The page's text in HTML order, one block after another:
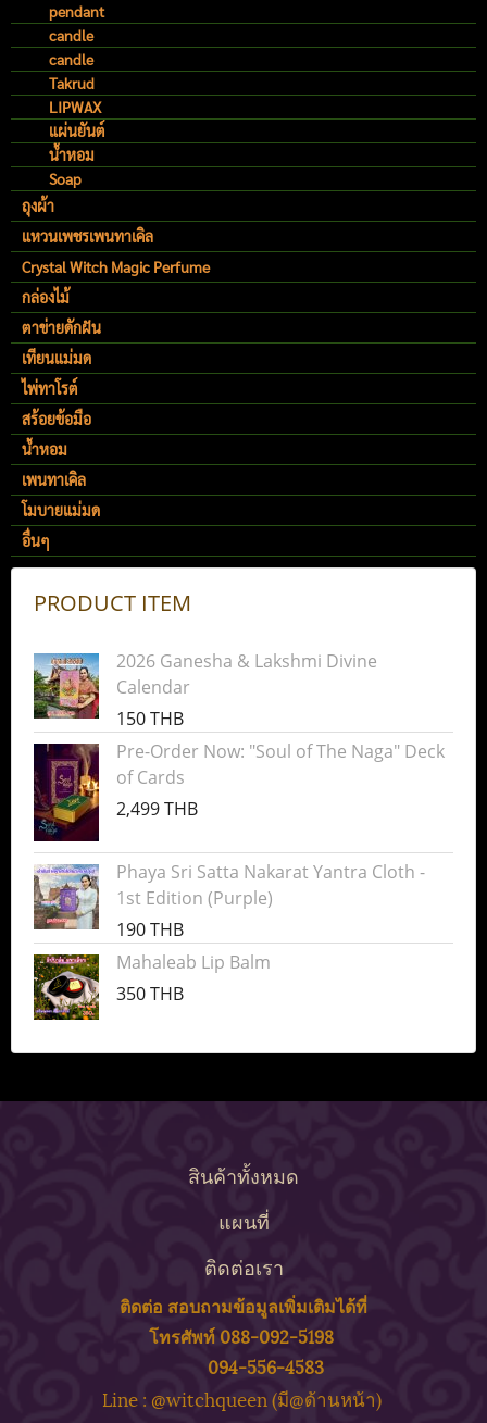
pendant
candle
candle
Takrud
LIPWAX
แผ่นยันต์
น้ำหอม
Soap
ถุงผ้า
แหวนเพชรเพนทาเคิล
Crystal Witch Magic Perfume
กล่องไม้
ตาข่ายดักฝัน
เทียนแม่มด
ไพ่ทาโรต์
สร้อยข้อมือ
น้ำหอม
เพนทาเคิล
โมบายแม่มด
อื่นๆ
PRODUCT ITEM
2026 Ganesha & Lakshmi Divine
Calendar
150 THB
Pre-Order Now: "Soul of The Naga" Deck
of Cards
2,499 THB
Phaya Sri Satta Nakarat Yantra Cloth -
1st Edition (Purple)
190 THB
Mahaleab Lip Balm
350 THB
สินค้าทั้งหมด
แผนที่
ติดต่อเรา
ติดต่อ สอบถามข้อมูลเพิ่มเติมได้ที่
โทรศัพท์ 088-092-5198
094-556-4583
Line : @witchqueen (มี@ด้านหน้า)